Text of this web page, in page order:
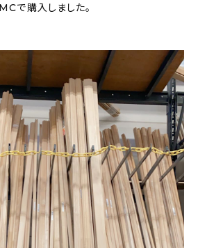
で購入しました。